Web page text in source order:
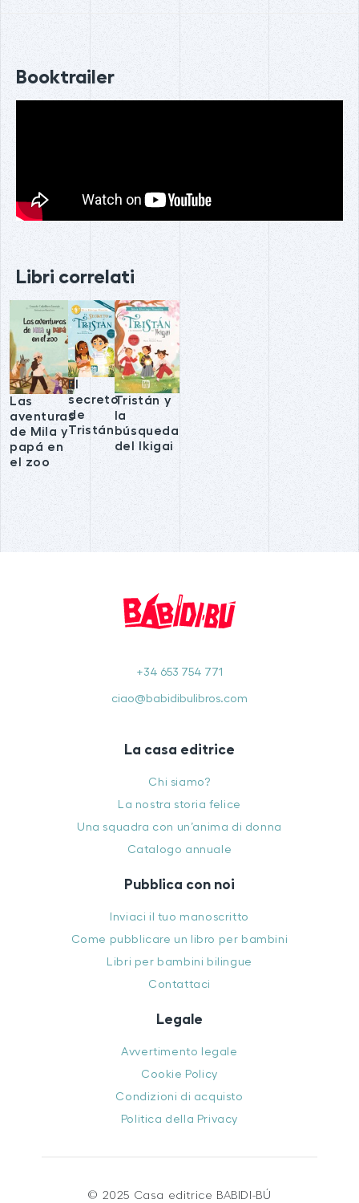
Booktrailer
Libri correlati
Las
aventuras
de Mila y
papá en
el zoo
El
secreto
de
Tristán
Tristán y
la
búsqueda
del Ikigai
+34 653 754 771
ciao@babidibulibros.com
La casa editrice
Chi siamo?
La nostra storia felice
Una squadra con un’anima di donna
Catalogo annuale
Pubblica con noi
Inviaci il tuo manoscritto
Come pubblicare un libro per bambini
Libri per bambini bilingue
Contattaci
Legale
Avvertimento legale
Cookie Policy
Condizioni di acquisto
Politica della Privacy
© 2025 Casa editrice BABIDI-BÚ